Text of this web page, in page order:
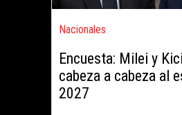
Nacionales
Encuesta: Milei y
cabeza a cabeza al
2027